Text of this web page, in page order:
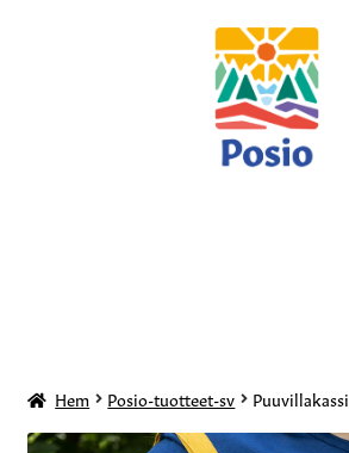
Hem Posio-tuotteet-sv Puuvillakassi